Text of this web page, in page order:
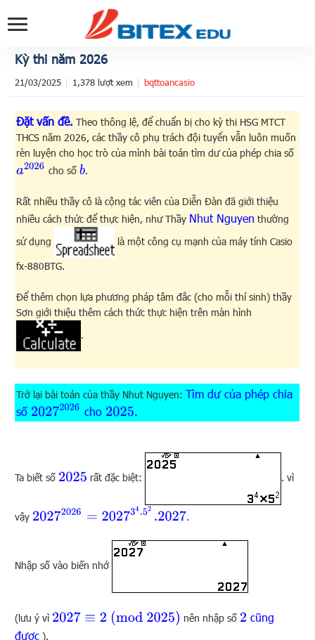
Kỳ thi năm 2026
21/03/2025 1,378 lượt xem bqttoancasio
Đặt vấn đề. Theo thông lệ, để chuẩn bị cho kỳ thi HSG MTCT
THCS năm 2026, các thầy cô phụ trách đội tuyển vẫn luôn muốn
rèn luyện cho học trò của mình bài toán tìm dư của phép chia số
a2026 cho số b.
Rất nhiều thầy cô là cộng tác viên của Diễn Đàn đã giới thiệu
nhiều cách thức để thực hiện, như Thầy Nhut Nguyen thường
sử dụng
là một công cụ mạnh của máy tính Casio
fx-880BTG.
Để thêm chọn lựa phương pháp tâm đắc (cho mỗi thí sinh) thầy
Sơn giới thiệu thêm cách thức thực hiện trên màn hình
.
Trở lại bài toán của thầy Nhut Nguyen:Tìm dư của phép chia
số 20272026 cho 2025 .
Ta biết số 2025 rất đặc biệt: . vì
vậy 20272026 =202734.52.2027 .
Nhập số vào biến nhớ
(lưu ý vì 2027≡2 (mod 2025) nên nhập số 2 cũng
được ).